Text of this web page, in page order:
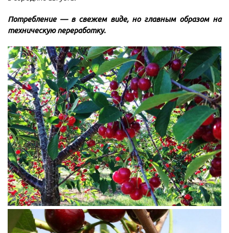
Потребление — в свежем виде, но главным образом на
техническую переработку.